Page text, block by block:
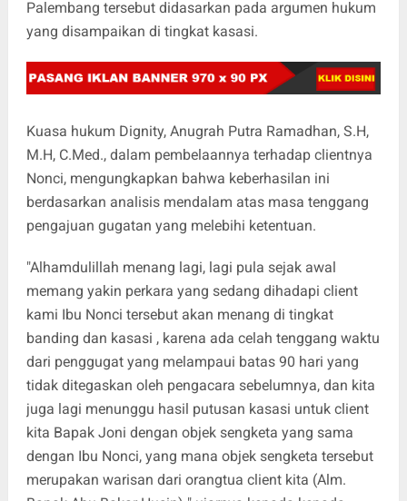
Palembang tersebut didasarkan pada argumen hukum
yang disampaikan di tingkat kasasi.
Kuasa hukum Dignity, Anugrah Putra Ramadhan, S.H,
M.H, C.Med., dalam pembelaannya terhadap clientnya
Nonci, mengungkapkan bahwa keberhasilan ini
berdasarkan analisis mendalam atas masa tenggang
pengajuan gugatan yang melebihi ketentuan.
"Alhamdulillah menang lagi, lagi pula sejak awal
memang yakin perkara yang sedang dihadapi client
kami Ibu Nonci tersebut akan menang di tingkat
banding dan kasasi , karena ada celah tenggang waktu
dari penggugat yang melampaui batas 90 hari yang
tidak ditegaskan oleh pengacara sebelumnya, dan kita
juga lagi menunggu hasil putusan kasasi untuk client
kita Bapak Joni dengan objek sengketa yang sama
dengan Ibu Nonci, yang mana objek sengketa tersebut
merupakan warisan dari orangtua client kita (Alm.